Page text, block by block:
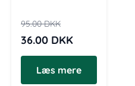
95.00DKK
36.00 DKK
Læs mere